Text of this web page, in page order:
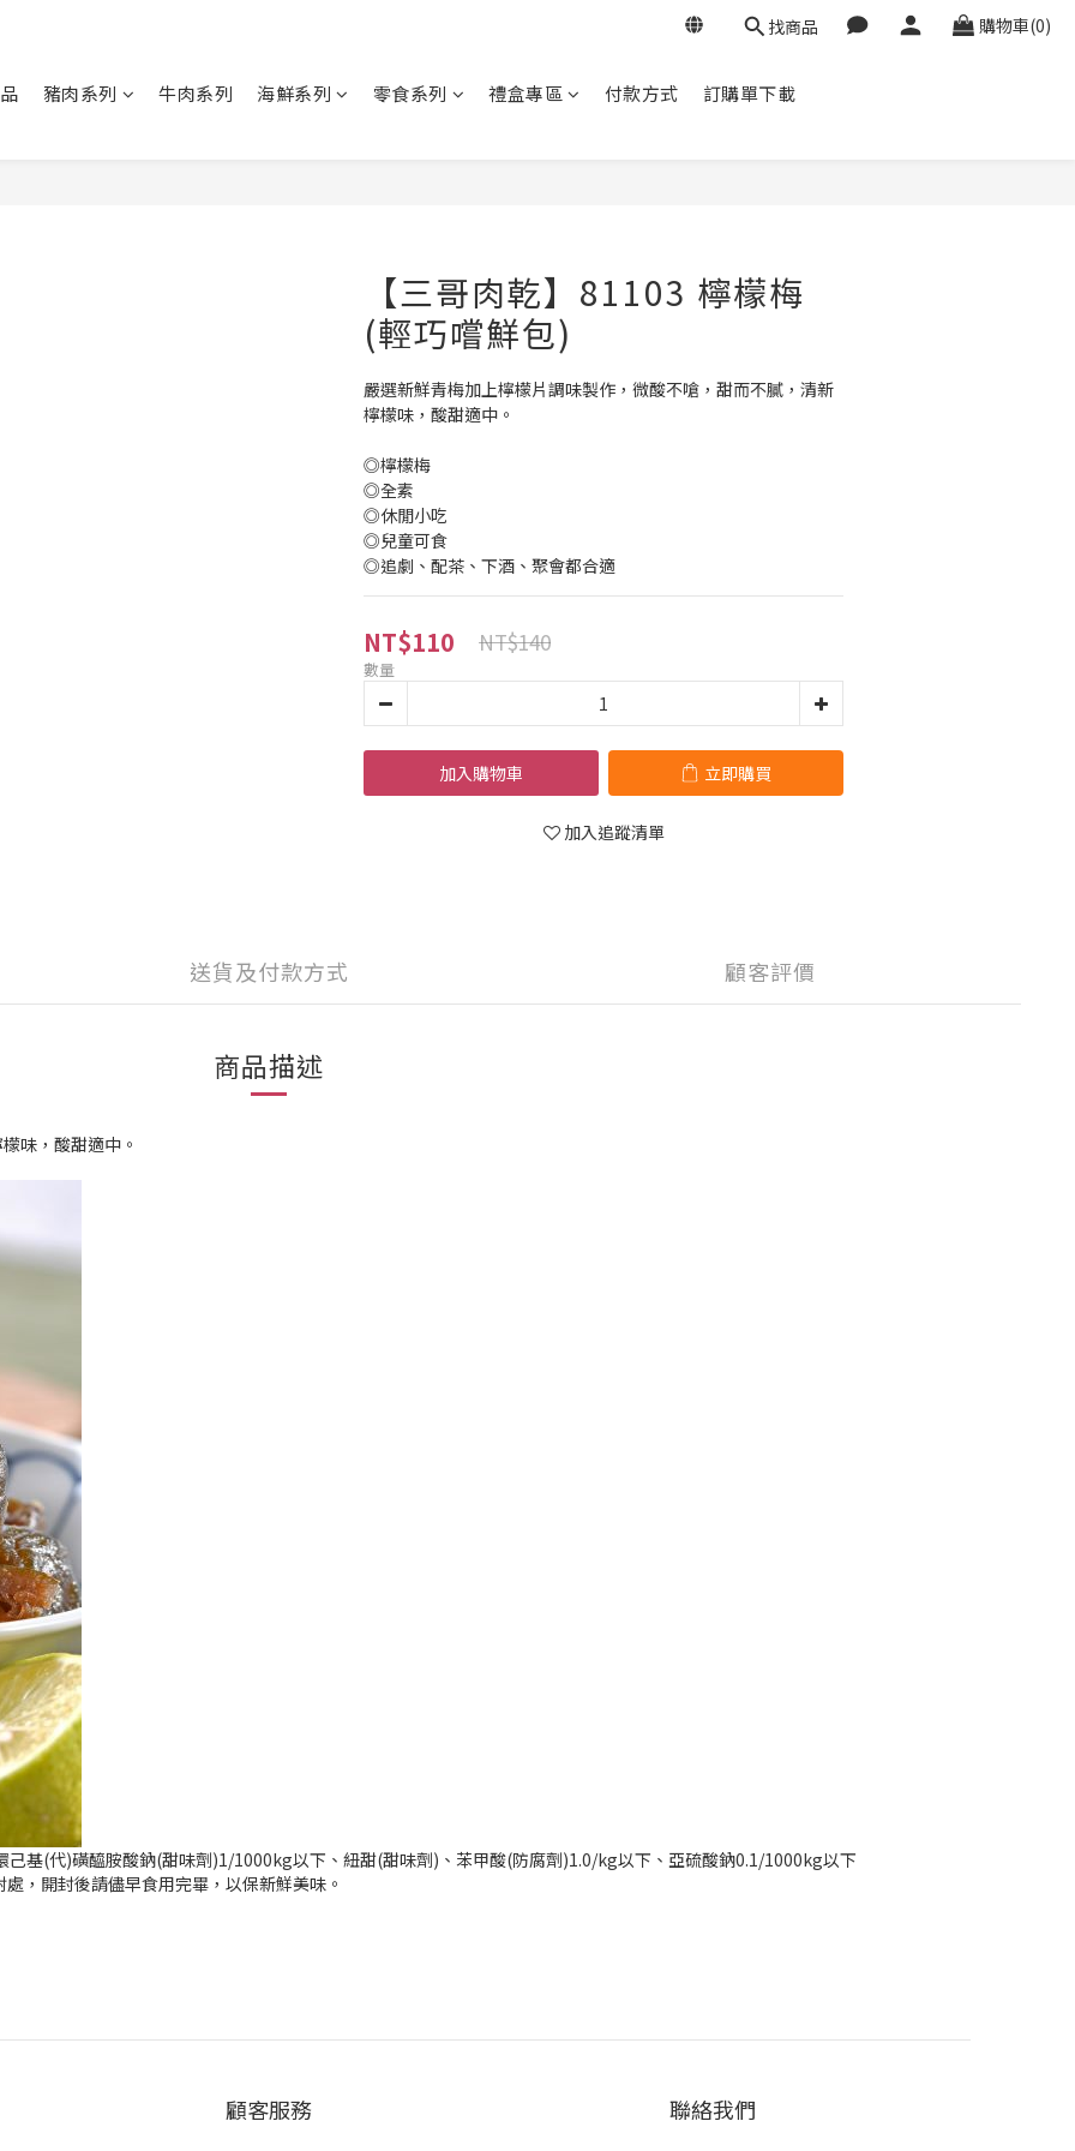
找商品 購物車(0)
豬肉系列 牛肉系列 海鮮系列 零食系列 禮盒專區 付款方式 訂購單下載
【三哥肉乾】81103 檸檬梅
(輕巧嚐鮮包)
嚴選新鮮青梅加上檸檬片調味製作，微酸不嗆，甜而不膩，清新
檸檬味，酸甜適中。
◎檸檬梅
◎全素
◎休閒小吃
◎兒童可食
◎追劇、配茶、下酒、聚會都合適
NT$110 NT$140
數量
加入購物車 立即購買
加入追蹤清單
送貨及付款方式 顧客評價
商品描述
味，酸甜適中。
基(代)磺醯胺酸鈉(甜味劑)1/1000kg以下、紐甜(甜味劑)、苯甲酸(防腐劑)1.0/kg以下、亞硫酸鈉0.1/1000kg以下
，開封後請儘早食用完畢，以保新鮮美味。
顧客服務 聯絡我們